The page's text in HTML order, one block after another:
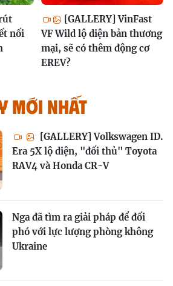
nối
[GALLERY] VinFast
VF Wild lộ diện bản thương
mại, sẽ có thêm động cơ
EREV?
MỚI NHẤT
[GALLERY] Volkswagen ID.
Era 5X lộ diện, "đối thủ" Toyota
RAV4 và Honda CR-V
Nga đã tìm ra giải pháp để đối
phó với lực lượng phòng không
Ukraine